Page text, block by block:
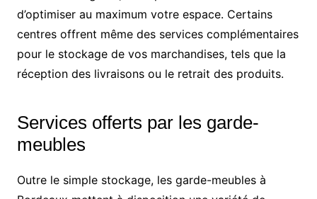
d’optimiser au maximum votre espace. Certains
centres offrent même des services complémentaires
pour le stockage de vos marchandises, tels que la
réception des livraisons ou le retrait des produits.
Services offerts par les garde-
meubles
Outre le simple stockage, les garde-meubles à